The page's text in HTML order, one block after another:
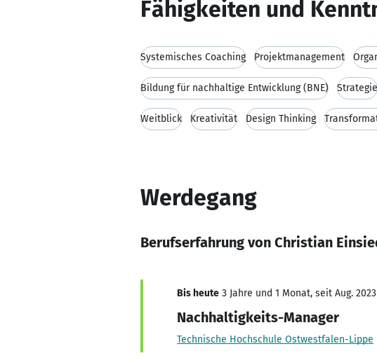
Fähigkeiten und
Systemisches Coaching Projektmanagement
Bildung für nachhaltige Entwicklung (BNE) Strategie
Weitblick Kreativität Design Thinking
Werdegang
Berufserfahrung von Christian
Bis heute 3 Jahre und 1 Monat, seit Aug. 2023
Nachhaltigkeits-Manager
Technische Hochschule Ostwestfalen-Lippe